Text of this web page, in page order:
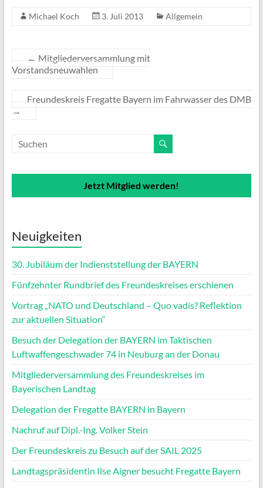
Michael Koch 3. Juli 2013 Allgemein
← Mitgliederversammlung mit
Vorstandsneuwahlen
Freundeskreis Fregatte Bayern im Fahrwasser des DMB
→
Jetzt Mitglied werden!
Neuigkeiten
30. Jubiläum der Indienststellung der BAYERN
Fünfzehnter Rundbrief des Freundeskreises erschienen
Vortrag „NATO und Deutschland – Quo vadis? Reflektion
zur aktuellen Situation“
Besuch der Delegation der BAYERN im Taktischen
Luftwaffengeschwader 74 in Neuburg an der Donau
Mitgliederversammlung des Freundeskreises im
Bayerischen Landtag
Delegation der Fregatte BAYERN in Bayern
Nachruf auf Dipl.-Ing. Volker Stein
Der Freundeskreis zu Besuch auf der SAIL 2025
Landtagspräsidentin Ilse Aigner besucht Fregatte Bayern